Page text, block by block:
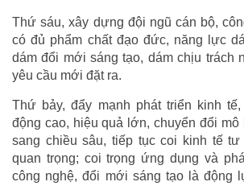
Thứ sáu, xây dựng đội ngũ cán bộ,
có đủ phẩm chất đạo đức, năng lực
dám đổi mới sáng tạo, dám chịu trách
yêu cầu mới đặt ra.
Thứ bảy, đẩy mạnh phát triển kinh
động cao, hiệu quả lớn, chuyển đổi mô
sang chiều sâu, tiếp tục coi kinh tế
quan trọng; coi trọng ứng dụng và
công nghệ, đổi mới sáng tạo là động